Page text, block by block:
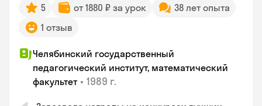
5 от 1880 ₽ за урок
38 лет опыта
1 отзыв
Челябинский государственный
педагогический институт, математический
факультет • 1989 г.